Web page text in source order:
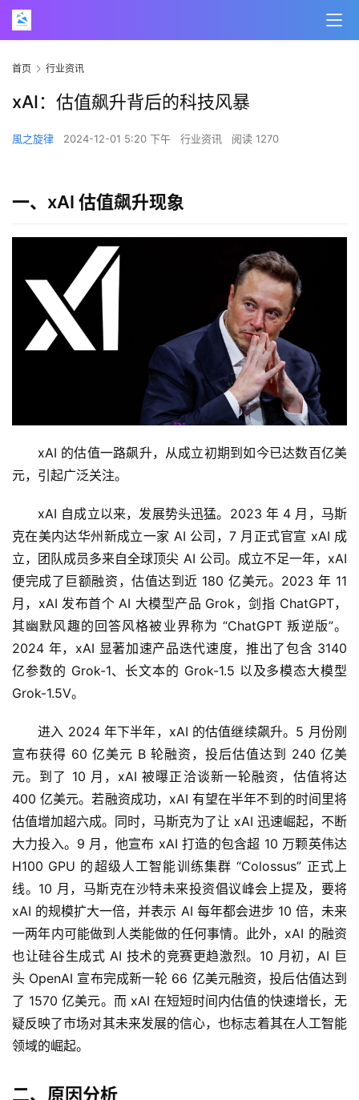
首页 行业资讯
xAI：估值飙升背后的科技风暴
風之旋律 2024-12-01 5:20 下午 行业资讯 阅读 1270
一、xAI 估值飙升现象
xAI 的估值一路飙升，从成立初期到如今已达数百亿美
元，引起广泛关注。
xAI 自成立以来，发展势头迅猛。2023 年 4 月，马斯
克在美内达华州新成立一家 AI 公司，7 月正式官宣 xAI 成
立，团队成员多来自全球顶尖 AI 公司。成立不足一年，xAI
便完成了巨额融资，估值达到近 180 亿美元。2023 年 11
月，xAI 发布首个 AI 大模型产品 Grok，剑指 ChatGPT，
其幽默风趣的回答风格被业界称为 “ChatGPT 叛逆版”。
2024 年，xAI 显著加速产品迭代速度，推出了包含 3140
亿参数的 Grok-1、长文本的 Grok-1.5 以及多模态大模型
Grok-1.5V。
进入 2024 年下半年，xAI 的估值继续飙升。5 月份刚
宣布获得 60 亿美元 B 轮融资，投后估值达到 240 亿美
元。到了 10 月，xAI 被曝正洽谈新一轮融资，估值将达
400 亿美元。若融资成功，xAI 有望在半年不到的时间里将
估值增加超六成。同时，马斯克为了让 xAI 迅速崛起，不断
大力投入。9 月，他宣布 xAI 打造的包含超 10 万颗英伟达
H100 GPU 的超级人工智能训练集群 “Colossus” 正式上
线。10 月，马斯克在沙特未来投资倡议峰会上提及，要将
xAI 的规模扩大一倍，并表示 AI 每年都会进步 10 倍，未来
一两年内可能做到人类能做的任何事情。此外，xAI 的融资
也让硅谷生成式 AI 技术的竞赛更趋激烈。10 月初，AI 巨
头 OpenAI 宣布完成新一轮 66 亿美元融资，投后估值达到
了 1570 亿美元。而 xAI 在短短时间内估值的快速增长，无
疑反映了市场对其未来发展的信心，也标志着其在人工智能
领域的崛起。
二、原因分析